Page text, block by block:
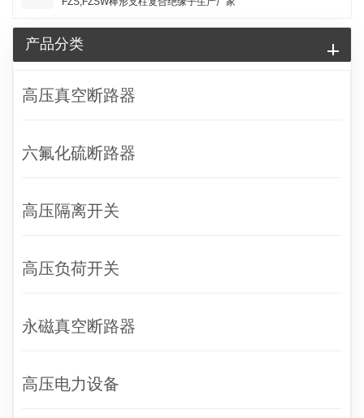
产品分类
高压真空断路器
六氟化硫断路器
高压隔离开关
高压负荷开关
永磁真空断路器
高压电力设备